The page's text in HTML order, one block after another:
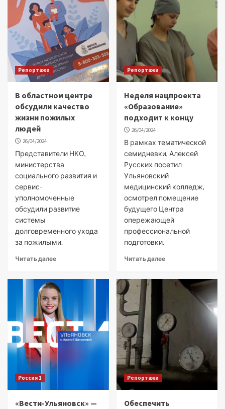
Репортажи
В областном центре
обсудили качество
жизни пожилых
людей
26/04/2024
Представители НКО,
министерства
социального развития и
сервис-
уполномоченные
обсудили развитие
системы
долговременного ухода
за пожилыми.
Читать далее
Репортажи
Неделя нацпроекта
«Образование»
подходит к концу
26/04/2024
В рамках тематической
семидневки, Алексей
Русских посетил
Ульяновский
медицинский колледж,
осмотрел помещение
будущего Центра
опережающей
профессиональной
подготовки.
Читать далее
Россия 1
«Вести-Ульяновск» —
Репортажи
Обеспечить